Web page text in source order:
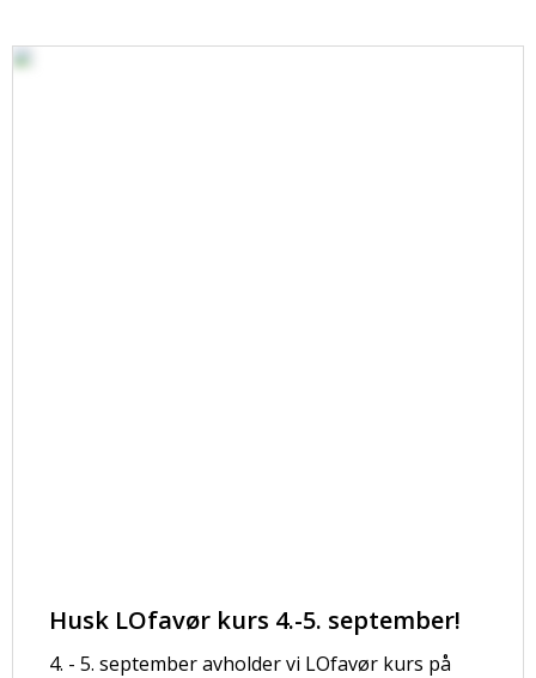
Husk LOfavør kurs 4.-5. september!
4. - 5. september avholder vi LOfavør kurs på